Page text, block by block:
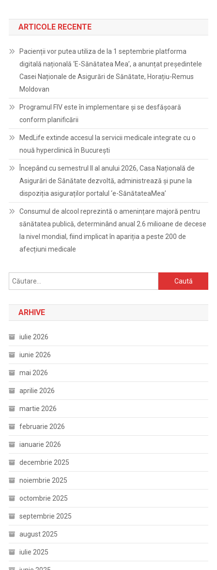
ARTICOLE RECENTE
Pacienții vor putea utiliza de la 1 septembrie platforma
digitală națională ‘E-Sănătatea Mea’, a anunțat președintele
Casei Naționale de Asigurări de Sănătate, Horațiu-Remus
Moldovan
Programul FIV este în implementare și se desfășoară
conform planificării
MedLife extinde accesul la servicii medicale integrate cu o
nouă hyperclinică în București
Începând cu semestrul II al anului 2026, Casa Națională de
Asigurări de Sănătate dezvoltă, administrează și pune la
dispoziția asiguraților portalul ‘e-SănătateaMea’
Consumul de alcool reprezintă o amenințare majoră pentru
sănătatea publică, determinând anual 2.6 milioane de decese
la nivel mondial, fiind implicat în apariția a peste 200 de
afecțiuni medicale
Caută
după:
ARHIVE
iulie 2026
iunie 2026
mai 2026
aprilie 2026
martie 2026
februarie 2026
ianuarie 2026
decembrie 2025
noiembrie 2025
octombrie 2025
septembrie 2025
august 2025
iulie 2025